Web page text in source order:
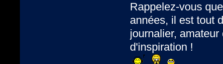
Rappelez-vous
années, il est tout
journalier,
d'inspiration !